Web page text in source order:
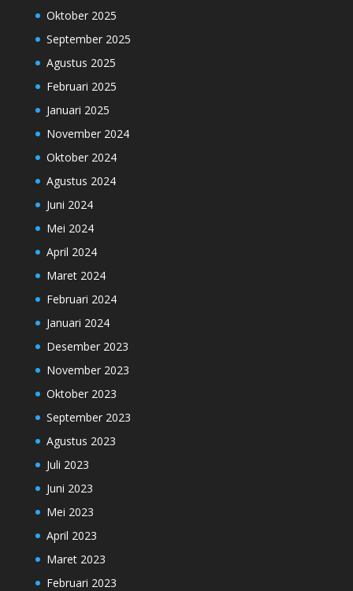
Oktober 2025
September 2025
Agustus 2025
Februari 2025
Januari 2025
November 2024
Oktober 2024
Agustus 2024
Juni 2024
Mei 2024
April 2024
Maret 2024
Februari 2024
Januari 2024
Desember 2023
November 2023
Oktober 2023
September 2023
Agustus 2023
Juli 2023
Juni 2023
Mei 2023
April 2023
Maret 2023
Februari 2023